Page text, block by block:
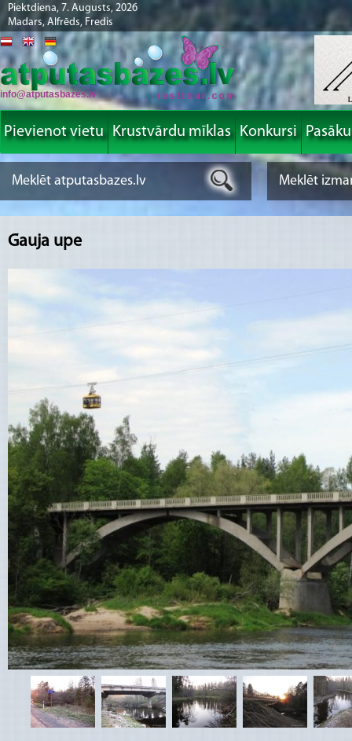
Piektdiena, 7. Augusts, 2026
Madars, Alfrēds, Fredis
info@atputasbazes.lv
Pievienot vietu Krustvārdu mīklas Konkursi
Gauja upe